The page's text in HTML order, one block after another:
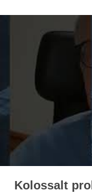
Kolossalt